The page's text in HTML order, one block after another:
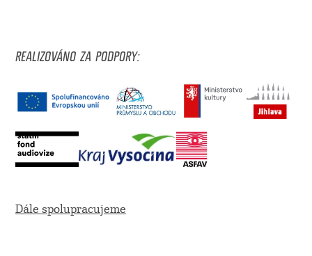
REALIZOVÁNO ZA PODPORY:
Dále spolupracujeme